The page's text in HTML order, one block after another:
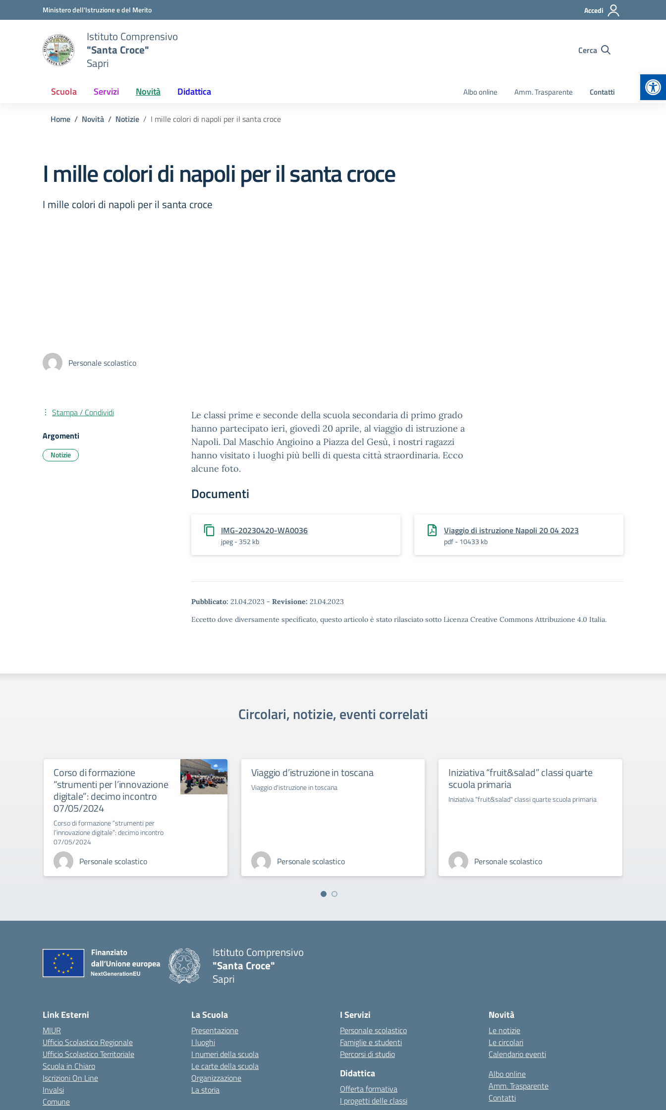
Vai ai contenuti
Vai al menu di navigazioneMinistero dell'Istruzione e del Merito Accedi
Istituto Comprensivo
"Santa Croce"
Sapri
Cerca
Scuola Servizi Novità Didattica Albo online Amm. Trasparente Contatti
Home Novità Notizie I mille colori di napoli per il santa croce
I mille colori di napoli per il santa croce
I mille colori di napoli per il santa croce
Personale scolastico
Le classi prime e seconde della scuola secondaria di primo grado
hanno partecipato ieri, giovedì 20 aprile, al viaggio di istruzione a
Napoli. Dal Maschio Angioino a Piazza del Gesù, i nostri ragazzi
hanno visitato i luoghi più belli di questa città straordinaria. Ecco
alcune foto.
Documenti
IMG-20230420-WA0036
jpeg - 352 kb
Viaggio di istruzione Napoli 20 04 2023
pdf - 10433 kb
Pubblicato: 21.04.2023 - Revisione: 21.04.2023
Eccetto dove diversamente specificato, questo articolo è stato rilasciato sotto Licenza Creative Commons Attribuzione 4.0 Italia.
Stampa / Condividi
Argomenti
Notizie
Circolari, notizie, eventi correlati
Corso di formazione
“strumenti per l’innovazione
digitale”: decimo incontro
07/05/2024
Corso di formazione “strumenti per
l’innovazione digitale”: decimo incontro
07/05/2024
Personale scolastico
Viaggio d’istruzione in toscana
Viaggio d'istruzione in toscana
Personale scolastico
Iniziativa “fruit&salad” classi quarte
scuola primaria
Iniziativa "fruit&salad" classi quarte scuola primaria
Personale scolastico
Istituto Comprensivo
"Santa Croce"
Sapri
Link Esterni
MIUR
Ufficio Scolastico Regionale
Ufficio Scolastico Territoriale
Scuola in Chiaro
Iscrizioni On Line
Invalsi
Comune
La Scuola
Presentazione
I luoghi
I numeri della scuola
Le carte della scuola
Organizzazione
La storia
I Servizi
Personale scolastico
Famiglie e studenti
Percorsi di studio
Didattica
Offerta formativa
I progetti delle classi
Novità
Le notizie
Le circolari
Calendario eventi
Albo online
Amm. Trasparente
Contatti